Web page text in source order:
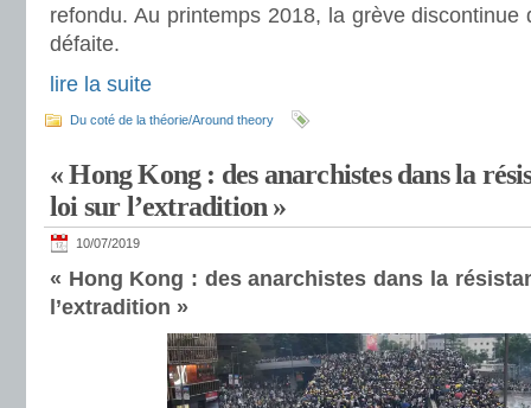
refondu. Au printemps 2018, la grève discontinue
défaite.
lire la suite
Du coté de la théorie/Around theory
« Hong Kong : des anarchistes dans la
loi sur l’extradition »
10/07/2019
« Hong Kong : des anarchistes dans la
l’extradition »